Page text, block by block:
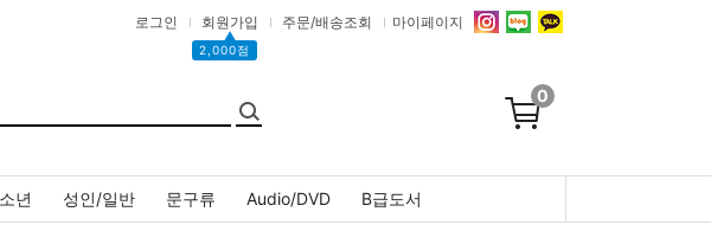
로그인 회원가입
▲
2,000점
주문/배송조회 마이페이지
0
년 성인/일반 문구류 Audio/DVD B급도서